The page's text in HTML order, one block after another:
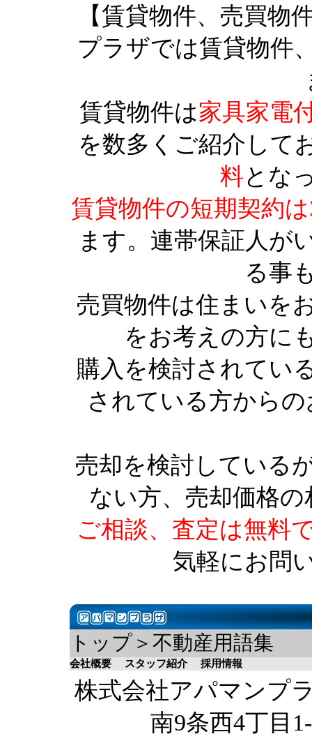
【賃貸物件、売買物
プラザでは賃貸物件
賃貸物件は家具家電
を数多くご紹介して
料とな
賃貸物件の短期契約
ます。連帯保証人が
る事
売買物件は住まいを
をお考えの方に
購入を検討されてい
されている方から
売却を検討している
ない方、売却価格
ご相談、査定は無料
気軽にお問
トップ＞不動産用語集
会社概要 スタッフ紹介 採用情報
株式会社アパマンプ
南9条西4丁目